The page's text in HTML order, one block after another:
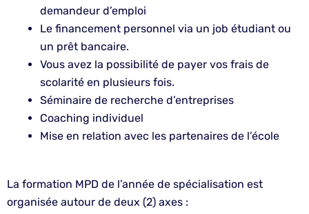
demandeur d’emploi
Le financement personnel via un job étudiant ou
un prêt bancaire.
Vous avez la possibilité de payer vos frais de
scolarité en plusieurs fois.
Séminaire de recherche d’entreprises
Coaching individuel
Mise en relation avec les partenaires de l’école
La formation MPD de l’année de spécialisation est
organisée autour de deux (2) axes :